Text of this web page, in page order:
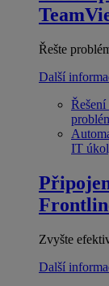
Řešte
Další
IT
Zvyšte
Další